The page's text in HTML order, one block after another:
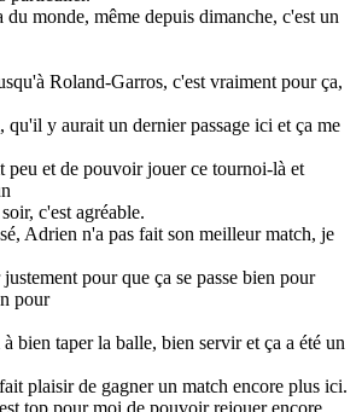
du monde, même depuis dimanche, c'est un
Roland-Garros, c'est vraiment pour ça,
qu'il y aurait un dernier passage ici et ça me
peu et de pouvoir jouer ce tournoi-là et
c'est agréable.
Adrien n'a pas fait son meilleur match, je
pour que ça se passe bien pour
pour
bien taper la balle, bien servir et ça a été un
plaisir de gagner un match encore plus ici.